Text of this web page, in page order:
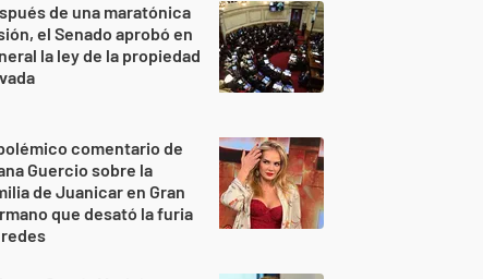
de una maratónica
el Senado aprobó en
la ley de la propiedad
comentario de
Guercio sobre la
de Juanicar en Gran
que desató la furia